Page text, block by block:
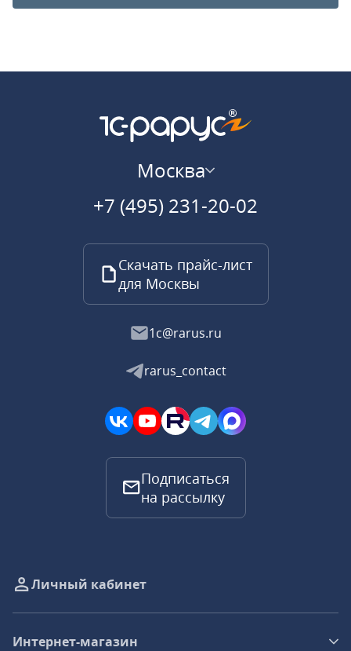
Москва
+7 (495) 231-20-02
Скачать прайс-лист
для Москвы
1c@rarus.ru
rarus_contact
Подписаться
на рассылку
Личный кабинет
Интернет-магазин